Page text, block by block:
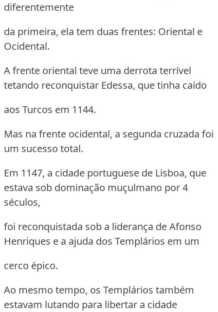
diferentemente
da primeira, ela tem duas frentes: Oriental e
Ocidental.
A frente oriental teve uma derrota terrível
tetando reconquistar Edessa, que tinha caído
aos Turcos em 1144.
Mas na frente ocidental, a segunda cruzada foi
um sucesso total.
Em 1147, a cidade portuguese de Lisboa, que
estava sob dominação muçulmano por 4
séculos,
foi reconquistada sob a liderança de Afonso
Henriques e a ajuda dos Templários em um
cerco épico.
Ao mesmo tempo, os Templários também
estavam lutando para libertar a cidade